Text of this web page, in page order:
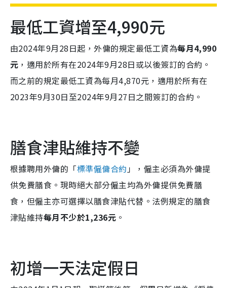
最低工資增至4,990元
由2024年9月28日起，外傭的規定最低工資為每月4,990
元 ，適用於所有在2024年9月28日或以後簽訂的合約。
而之前的規定最低工資為每月4,870元，適用於所有在
2023年9月30日至2024年9月27日之間簽訂的合約。
膳食津貼維持不變
根據聘用外傭的「標準僱傭合約」，僱主必須為外傭提
供免費膳食。現時絕大部分僱主均為外傭提供免費膳
食，但僱主亦可選擇以膳食津貼代替。法例規定的膳食
津貼維持每月不少於1,236元 。
初增一天法定假日